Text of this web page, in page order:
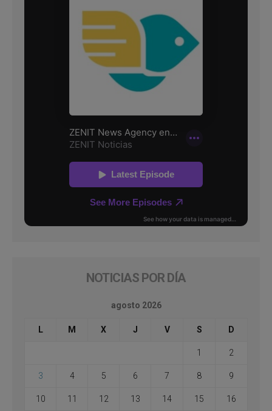
NOTICIAS POR DÍA
agosto 2026
L M X J V S D
1 2
3 4 5 6 7 8 9
10 11 12 13 14 15 16